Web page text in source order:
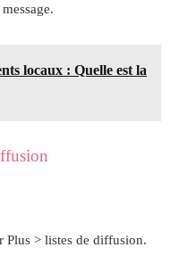
locaux : Quelle est la
Plus > listes de diffusion.